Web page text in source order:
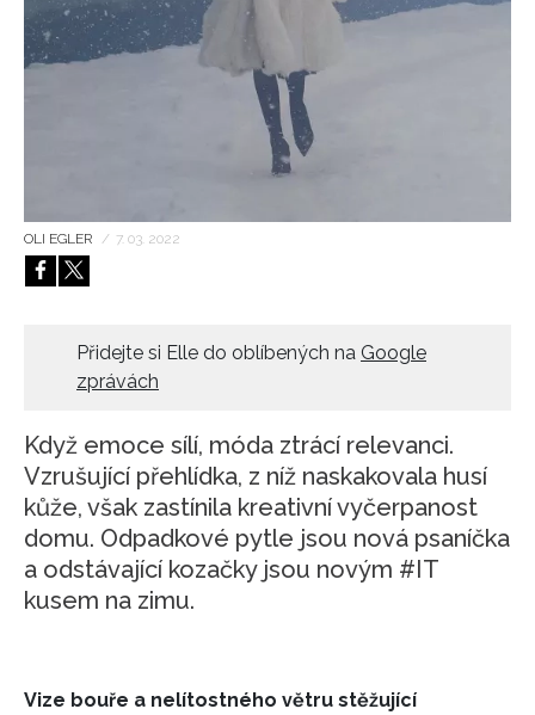
HOME
OLI EGLER / 7. 03. 2022
Přidejte si Elle do oblíbených na Google
zprávách
Když emoce sílí, móda ztrácí relevanci.
Vzrušující přehlídka, z níž naskakovala husí
kůže, však zastínila kreativní vyčerpanost
domu. Odpadkové pytle jsou nová psaníčka
a odstávající kozačky jsou novým #IT
kusem na zimu.
Vize bouře a nelítostného větru stěžující